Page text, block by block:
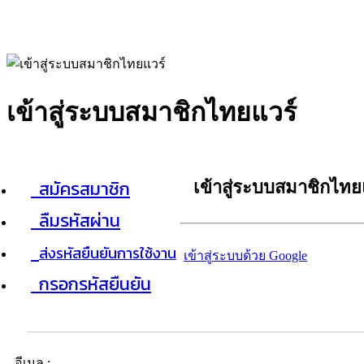
เข้าสู่ระบบสมาชิกไทยแวร์
สมัครสมาชิก
ลืมรหัสผ่าน
ส่งรหัสยืนยันการใช้งาน
กรอกรหัสยืนยัน
เข้าสู่ระบบสมาชิกไท
เข้าสู่ระบบด้วย Google